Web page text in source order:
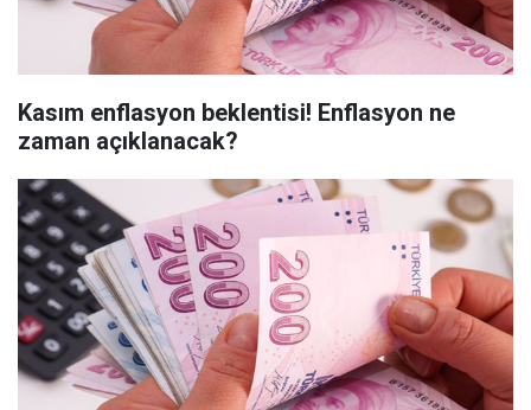
Kasım enflasyon beklentisi! Enflasyon ne
zaman açıklanacak?